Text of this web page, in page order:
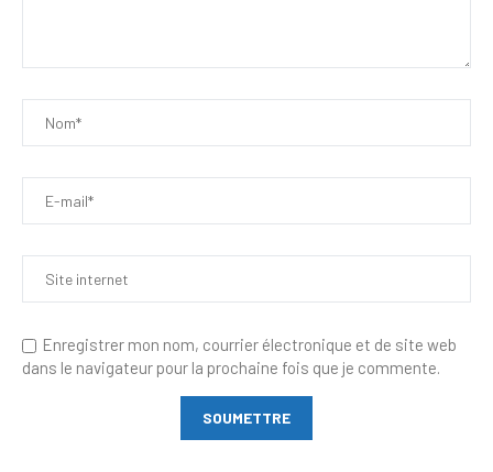
Enregistrer mon nom, courrier électronique et de site web
dans le navigateur pour la prochaine fois que je commente.